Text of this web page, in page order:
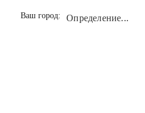
Ваш город:
Определение...